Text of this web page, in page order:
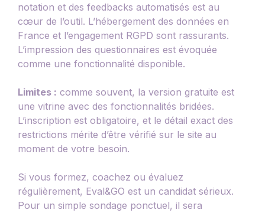
notation et des feedbacks automatisés est au
cœur de l’outil. L’hébergement des données en
France et l’engagement RGPD sont rassurants.
L’impression des questionnaires est évoquée
comme une fonctionnalité disponible.
Limites : comme souvent, la version gratuite est
une vitrine avec des fonctionnalités bridées.
L’inscription est obligatoire, et le détail exact des
restrictions mérite d’être vérifié sur le site au
moment de votre besoin.
Si vous formez, coachez ou évaluez
régulièrement, Eval&GO est un candidat sérieux.
Pour un simple sondage ponctuel, il sera